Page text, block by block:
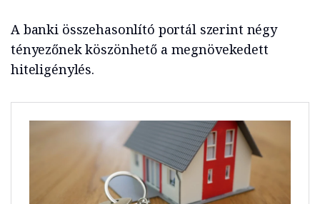
A banki összehasonlító portál szerint négy
tényezőnek köszönhető a megnövekedett
hiteligénylés.